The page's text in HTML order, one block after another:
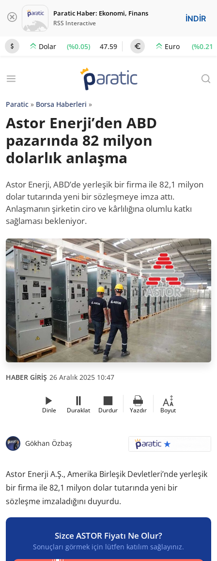
Paratic Haber: Ekonomi, Finans
RSS Interactive İNDİR
Dolar (%0.05) 47.59 Euro (%0.21)
Paratic » Borsa Haberleri »
Astor Enerji’den ABD
pazarında 82 milyon
dolarlık anlaşma
Astor Enerji, ABD’de yerleşik bir firma ile 82,1 milyon
dolar tutarında yeni bir sözleşmeye imza attı.
Anlaşmanın şirketin ciro ve kârlılığına olumlu katkı
sağlaması bekleniyor.
HABER GİRİŞ 26 Aralık 2025 10:47
Dinle Duraklat Durdur Yazdır Boyut
Gökhan Özbaş
Astor Enerji A.Ş., Amerika Birleşik Devletleri’nde yerleşik
bir firma ile 82,1 milyon dolar tutarında yeni bir
sözleşme imzaladığını duyurdu.
Sizce ASTOR Fiyatı Ne Olur?
Sonuçları görmek için lütfen katılım sağlayınız.